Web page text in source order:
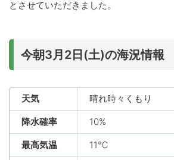
とさせていただきました。
今朝3月2日(土)の海況情報
天気 晴れ時々くもり
降水確率 10%
最高気温 11℃